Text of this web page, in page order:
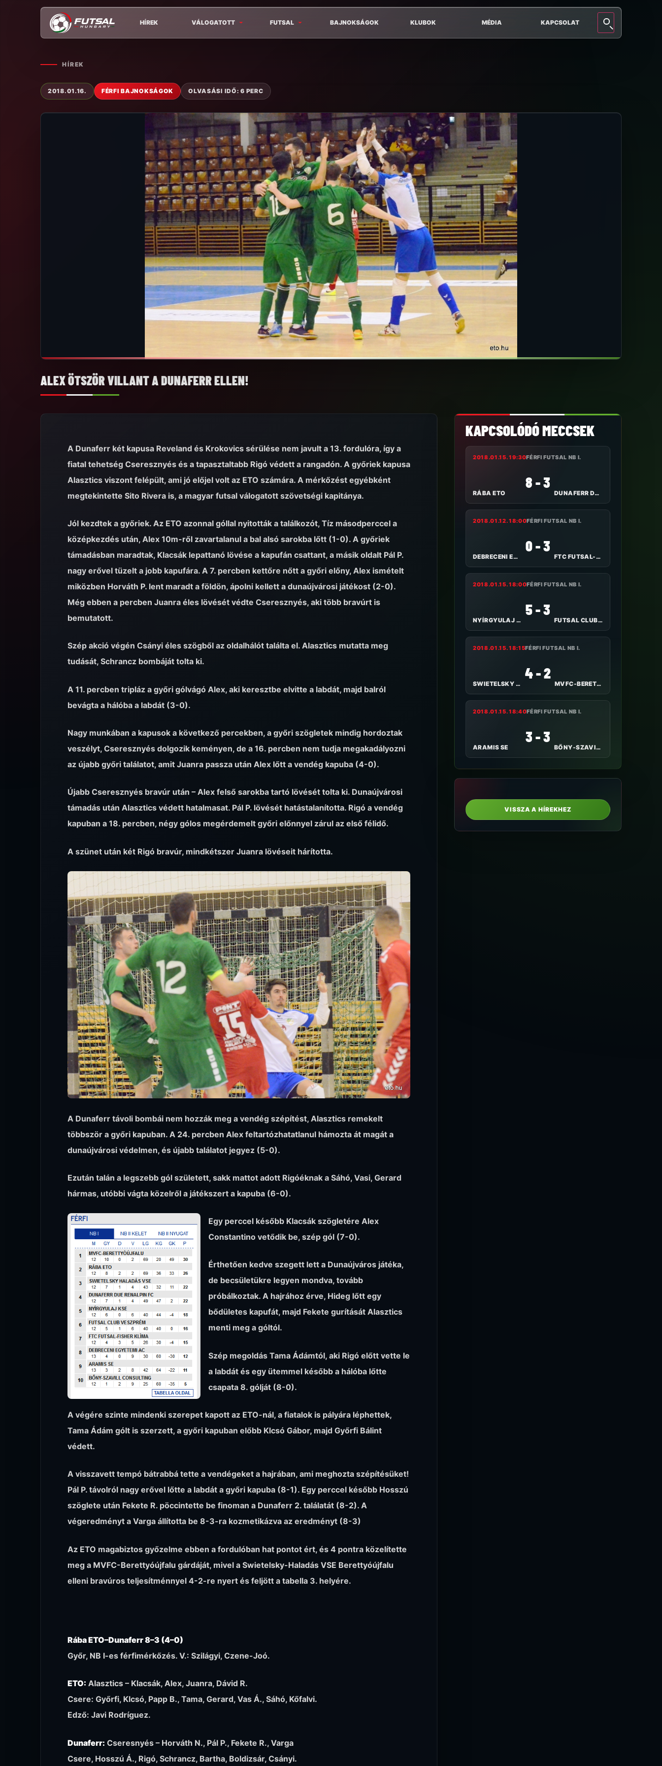
HÍREK VÁLOGATOTT FUTSAL BAJNOKSÁGOK KLUBOK MÉDIA KAPCSOLAT
HÍREK
2018.01.16. FÉRFI BAJNOKSÁGOK OLVASÁSI IDŐ: 6 PERC
ALEX ÖTSZÖR VILLANT A DUNAFERR ELLEN!
A Dunaferr kétkapusa Reveland és Krokovics sérülése nem javult a 13. fordulóra, így a
fiatal tehetség Cseresznyés és a tapasztaltabb Rigó védett a rangadón. A győriek kapusa
Alasztics viszont felépült, ami jó előjel volt az ETO számára. A mérkőzést egyébként
megtekintette Sito Rivera is, a magyar futsal válogatott szövetségi kapitánya.
Jól kezdtek a győriek. Az ETO azonnal góllal nyitották a találkozót, Tíz másodperccel a
középkezdés után, Alex 10m-ről zavartalanul a bal alsó sarokba lőtt (1-0). A győriek
támadásban maradtak, Klacsák lepattanó lövése a kapufán csattant, a másik oldalt Pál P.
nagy erővel tüzelt a jobb kapufára. A 7. percben kettőre nőtt a győri előny, Alex ismételt
miközben Horváth P. lent maradt a földön, ápolni kellett a dunaújvárosi játékost (2-0).
Még ebben a percben Juanra éles lövését védte Cseresznyés, aki több bravúrt is
bemutatott.
Szép akció végén Csányi éles szögből az oldalhálót találta el. Alasztics mutatta meg
tudását, Schrancz bombáját tolta ki.
A 11. percben tripláz a győri gólvágó Alex, aki keresztbe elvitte a labdát, majd balról
bevágta a hálóba a labdát (3-0).
Nagy munkában a kapusok a következő percekben, a győri szögletek mindig hordoztak
veszélyt, Cseresznyés dolgozik keményen, de a 16. percben nem tudja megakadályozni
az újabb győri találatot, amit Juanra passza után Alex lőtt a vendég kapuba (4-0).
Újabb Cseresznyés bravúr után – Alex felső sarokba tartó lövését tolta ki. Dunaújvárosi
támadás után Alasztics védett hatalmasat. Pál P. lövését hatástalanította. Rigó a vendég
kapuban a 18. percben, négy gólos megérdemelt győri előnnyel zárul az első félidő.
A szünet után két Rigó bravúr, mindkétszer Juanra lövéseit hárította.
A Dunaferr távoli bombái nem hozzák meg a vendég szépítést, Alasztics remekelt
többször a győri kapuban. A 24. percben Alex feltartózhatatlanul hámozta át magát a
dunaújvárosi védelmen, és újabb találatot jegyez (5-0).
Ezután talán a legszebb gól született, sakk mattot adott Rigóéknak a Sáhó, Vasi, Gerard
hármas, utóbbi vágta közelről a játékszert a kapuba (6-0).
Egy perccel később Klacsák szögletére Alex
Constantino vetődik be, szép gól (7-0).
Érthetően kedve szegett lett a Dunaújváros játéka,
de becsületükre legyen mondva, tovább
próbálkoztak. A hajrához érve, Hideg lőtt egy
bődületes kapufát, majd Fekete gurítását Alasztics
menti meg a góltól.
Szép megoldás Tama Ádámtól, aki Rigó előtt vette le
a labdát és egy ütemmel később a hálóba lőtte
csapata 8. gólját (8-0).
A végére szinte mindenki szerepet kapott az ETO-nál, a fiatalok is pályára léphettek,
Tama Ádám gólt is szerzett, a győri kapuban előbb Klcsó Gábor, majd Győrfi Bálint
védett.
A visszavett tempó bátrabbá tette a vendégeket a hajrában, ami meghozta szépítésüket!
Pál P. távolról nagy erővel lőtte a labdát a győri kapuba (8-1). Egy perccel később Hosszú
szöglete után Fekete R. pöccintette be finoman a Dunaferr 2. találatát (8-2). A
végeredményt a Varga állította be 8-3-ra kozmetikázva az eredményt (8-3)
Az ETO magabiztos győzelme ebben a fordulóban hat pontot ért, és 4 pontra közelítette
meg a MVFC-Berettyóújfalu gárdáját, mivel a Swietelsky-Haladás VSE Berettyóújfalu
elleni bravúros teljesítménnyel 4-2-re nyert és feljött a tabella 3. helyére.
Rába ETO–Dunaferr 8–3 (4–0)
Győr, NB I-es férfimérkőzés. V.: Szilágyi, Czene-Joó.
ETO: Alasztics – Klacsák, Alex, Juanra, Dávid R.
Csere: Győrfi, Klcsó, Papp B., Tama, Gerard, Vas Á., Sáhó, Kőfalvi.
Edző: Javi Rodríguez.
Dunaferr: Cseresnyés – Horváth N., Pál P., Fekete R., Varga
Csere, Hosszú Á., Rigó, Schrancz, Bartha, Boldizsár, Csányi.
KAPCSOLÓDÓ MECCSEK
2018.01.15. 19:30FÉRFI FUTSAL NB I.
RÁBA ETO
8 - 3
DUNAFERR DUE RENALPIN FC
2018.01.12. 18:00FÉRFI FUTSAL NB I.
DEBRECENI EGYETEMI AC
0 - 3
FTC FUTSAL-FISHER KLÍMA
2018.01.15. 18:00FÉRFI FUTSAL NB I.
NYÍRGYULAJ KSE
5 - 3
FUTSAL CLUB VESZPRÉM
2018.01.15. 18:15FÉRFI FUTSAL NB I.
SWIETELSKY HALADÁS VSE
4 - 2
MVFC-BERETTYÓÚJFALU
2018.01.15. 18:40FÉRFI FUTSAL NB I.
ARAMIS SE
3 - 3
BŐNY-SZAVILL CONSULTING
VISSZA A HÍREKHEZ